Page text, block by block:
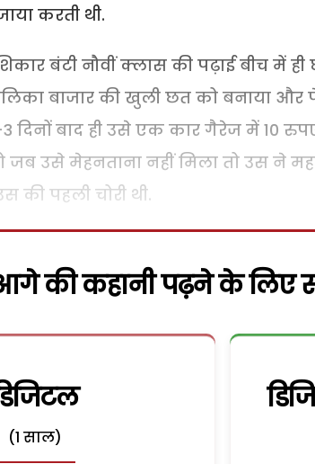
करती थी.
बंटी नौवीं क्लास की पढ़ाई बीच में
बाजार की खुली छत को बनाया और
बाद ही उसे एक कार गैरेज में 10
उसे मेहनताना नहीं मिला तो उस ने
की पहली चोरी थी.
की कहानी पढ़ने के लिए
(1 साल)